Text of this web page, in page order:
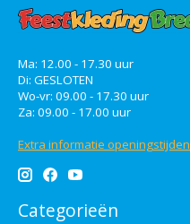
Ma: 12.00 - 17.30 uur
Di: GESLOTEN
Wo-vr: 09.00 - 17.30 uur
Za: 09.00 - 17.00 uur
Extra informatie openingstijden
Categorieën